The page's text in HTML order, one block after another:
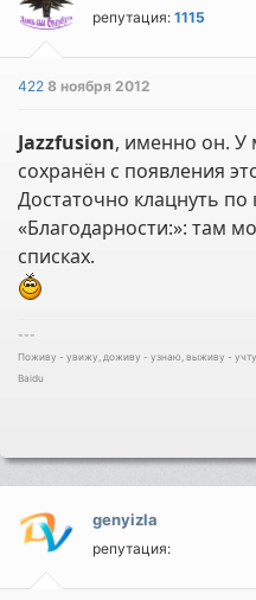
репутация:1115
4228 ноября 2012
Jazzfusion, именно он. У
сохранён с появления
Достаточно клацнуть по
«Благодарности:»: там
списках.
---
Поживу - увижу, доживу - узнаю, выживу - учту
Baidu
genyizla
репутация: